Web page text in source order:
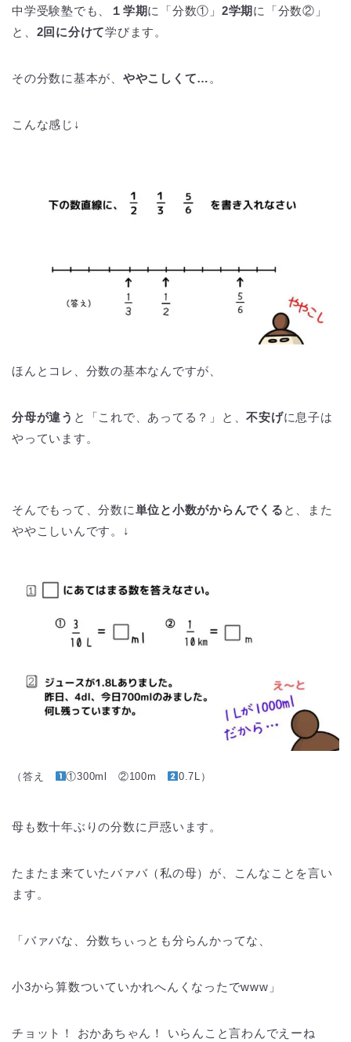
中学受験塾でも、 １学期に「分数①」 2学期 に「分数②」
と、 2回に分けて学びます。
その分数に基本が、 ややこしくて… 。
こんな感じ↓
ほんとコレ、分数の基本なんですが、
分母が違う と「これで、あってる？」と、不安げに息子は
やっています。
そんでもって、分数に単位と小数がからんでくる と、また
ややこしいんです。↓
（答え ①300ml ②100m 0.7L）
母も数十年ぶりの分数に戸惑います。
たまたま来ていたバァバ（私の母）が、こんなことを言い
ます。
「バァバな、分数ちぃっとも分らんかってな、
小3から算数ついていかれへんくなったでwww」
チョット！ おかあちゃん！ いらんこと言わんでえーね